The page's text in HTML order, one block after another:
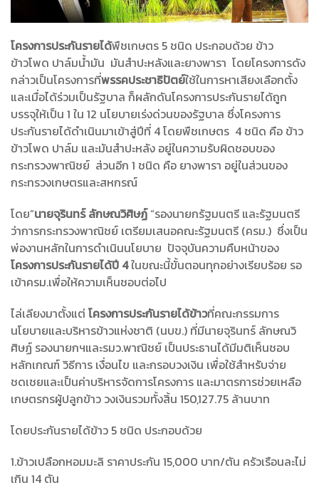
โครงการประกันรายได้พืชเกษตร 5 ชนิด ประกอบด้วย ข้าว
ข้าวโพด ปาล์มน้ำมัน มันสำปะหลังและยางพารา โดยโครงการดัง
กล่าวเป็นโครงการที่พรรคประชาธิปัตย์ใช้ในการหาเสียงเลือกตั้ง
และเมื่อได้ร่วมเป็นรัฐบาล ก็ผลักดันโครงการประกันรายได้ถูก
บรรจุให้เป็น 1 ใน 12 นโยบายเร่งด่วนของรัฐบาล ซึ่งโครงการ
ประกันรายได้ดำเนินมาเข้าสู่ปีที่ 4 โดยพืชเกษตร 4 ชนิด คือ ข้าว
ข้าวโพด ปาล์ม และมันสำปะหลัง อยู่ในความรับผิดชอบของ
กระทรวงพาณิชย์ ส่วนอีก 1 ชนิด คือ ยางพารา อยู่ในส่วนของ
กระทรวงเกษตรและสหกรณ์
โดย”นายจุรินทร์ ลักษณวิศิษฏ์“รองนายกรัฐมนตรี และรัฐมนตรี
ว่าการกระทรวงพาณิชย์ เตรียมเสนอคณะรัฐมนตรี (ครม.) ซึ่งเป็น
พ่องานหลักในการดำเนินนโยบาย ปัจจุบันความคืบหน้าของ
โครงการประกันรายได้ปี 4ในขณะนี้ขั้นตอนทุกอย่างเรียบร้อย รอ
เข้าครม.เพื่อให้ความเห็นชอบต่อไป
ไล่เลียงมาตั้งแต่ โครงการประกันรายได้ข้าวที่คณะกรรมการ
นโยบายและบริหารข้าวแห่งชาติ (นบข.) ที่มีนายจุรินทร์ ลักษณวิ
ศิษฏ์ รองนายกฯและรมว.พาณิชย์ เป็นประธานได้มีมติเห็นชอบ
หลักเกณฑ์ วิธีการ เงื่อนไข และกรอบวงเงิน เพื่อใช้สำหรับจ่าย
ชดเชยและเป็นค่าบริหารจัดการโครงการ และมาตรการช่วยเหลือ
เกษตรกรผู้ปลูกข้าว วงเงินรวมทั้งสิ้น 150,127.75 ล้านบาท
โดยประกันรายได้ข้าว 5 ชนิด ประกอบด้วย
1.ข้าวเปลือกหอมมะลิ ราคาประกัน 15,000 บาท/ตัน ครัวเรือนละไม่
เกิน 14 ตัน